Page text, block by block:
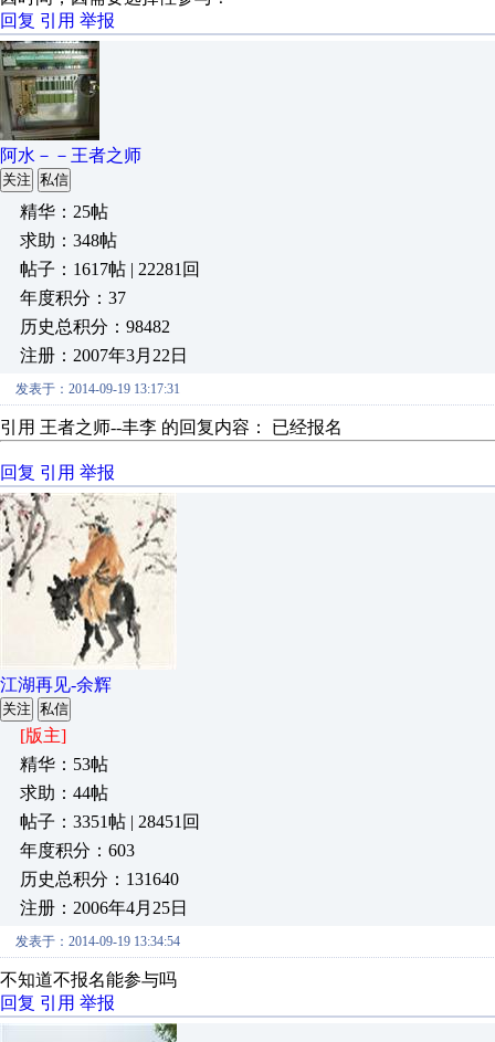
回复 引用 举报
阿水－－王者之师
关注 私信
精华：25帖
求助：348帖
帖子：1617帖 | 22281回
年度积分：37
历史总积分：98482
注册：2007年3月22日
发表于：2014-09-19 13:17:31
引用 王者之师--丰李 的回复内容： 已经报名
回复 引用 举报
江湖再见-余辉
关注 私信
[版主]
精华：53帖
求助：44帖
帖子：3351帖 | 28451回
年度积分：603
历史总积分：131640
注册：2006年4月25日
发表于：2014-09-19 13:34:54
不知道不报名能参与吗
回复 引用 举报